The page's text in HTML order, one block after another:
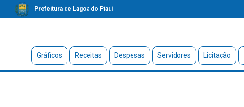
Prefeitura de Lagoa do Piauí
Gráficos Receitas Despesas Servidores Licitação